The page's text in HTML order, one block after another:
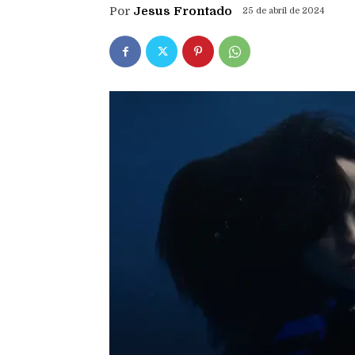
Por Jesus Frontado 25 de abril de 2024